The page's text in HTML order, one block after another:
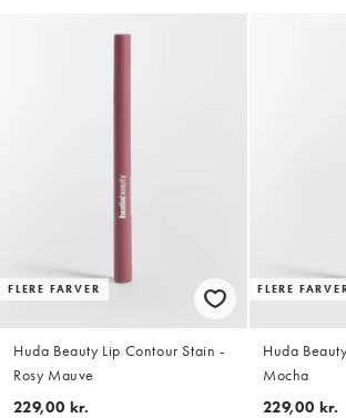
FLERE FARVER
Huda Beauty Lip Contour Stain -
Rosy Mauve
229,00 kr.
FLERE
Huda
Mocha
229,00 kr.